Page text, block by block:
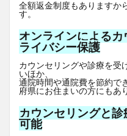
全額返金制度もありますか
す。
オンラインによる
ライバシー保護
カウンセリングや診療を受
いほか、
通院時間や通院費を節約で
府県にお住まいの方にもあ
カウンセリングと
可能